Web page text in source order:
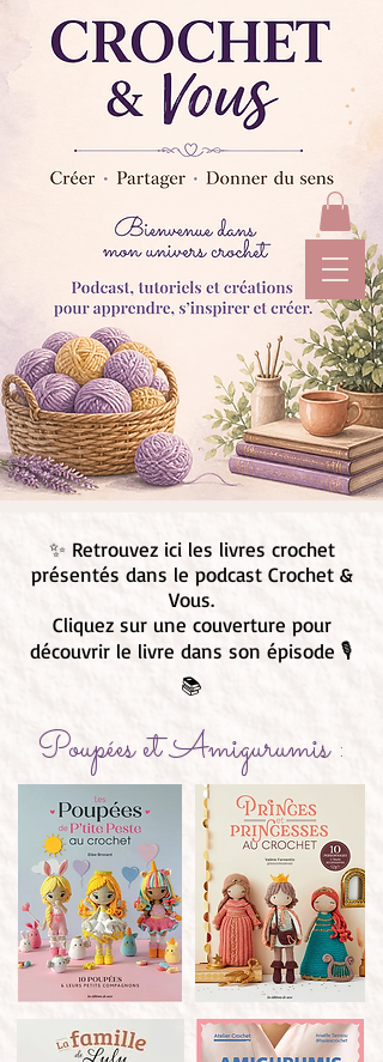
✨ Retrouvez ici les livres crochet
présentés dans le podcast Crochet &
Vous.
Cliquez sur une couverture pour
découvrir le livre dans son épisode 🎙️
📚
Poupées et Amigurumis :